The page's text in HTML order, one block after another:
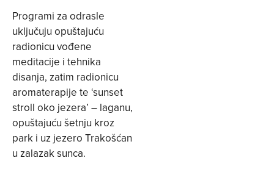
Programi za odrasle
uključuju opuštajuću
radionicu vođene
meditacije i tehnika
disanja, zatim radionicu
aromaterapije te ‘sunset
stroll oko jezera’ – laganu,
opuštajuću šetnju kroz
park i uz jezero Trakošćan
u zalazak sunca.